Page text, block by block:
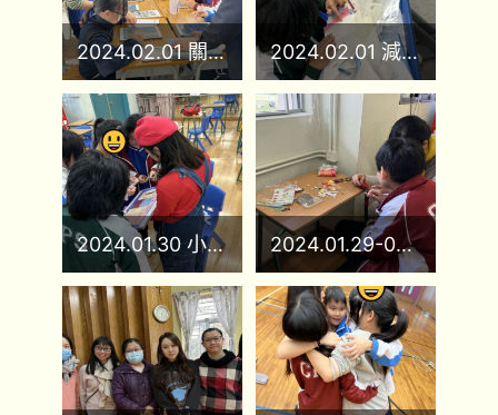
2024.02.01 關愛長者義工培訓 2024.02.01 減壓藝術工作坊
2024.01.30 小學性教育工作坊 2024.01.29-02.01 關愛義工活動